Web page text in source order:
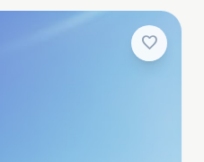
favorite